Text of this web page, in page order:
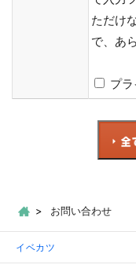
ただけ
で、あ
プ
お問い合わせ
イベカツ